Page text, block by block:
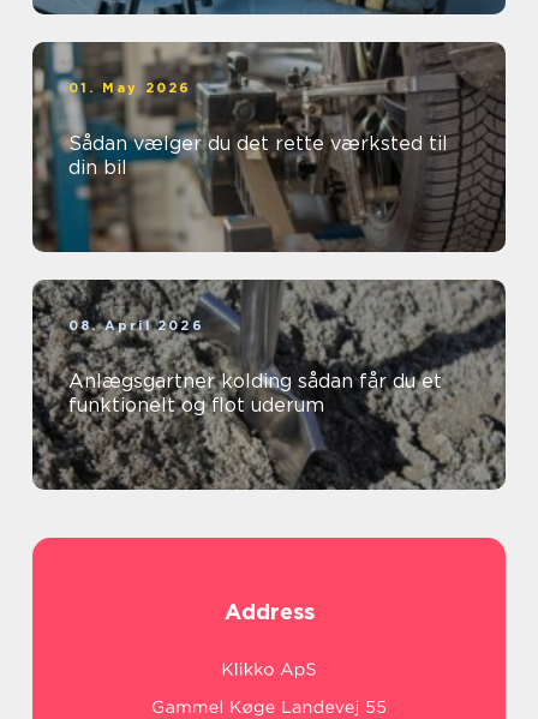
01. May 2026
Sådan vælger du det rette værksted til
din bil
08. April 2026
Anlægsgartner kolding sådan får du et
funktionelt og flot uderum
Address